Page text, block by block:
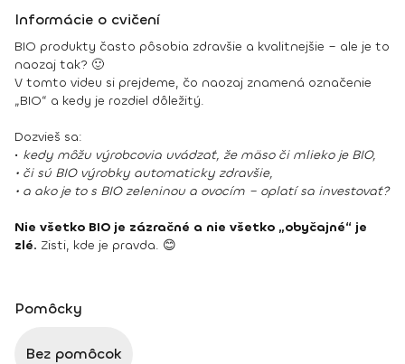
Informácie o cvičení
BIO produkty často pôsobia zdravšie a kvalitnejšie – ale je to
naozaj tak? 🙂
V tomto videu si prejdeme, čo naozaj znamená označenie
„BIO“ a kedy je rozdiel dôležitý.
Dozvieš sa:
• kedy môžu výrobcovia uvádzať, že mäso či mlieko je BIO,
• či sú BIO výrobky automaticky zdravšie,
• a ako je to s BIO zeleninou a ovocím – oplatí sa investovať?
Nie všetko BIO je zázračné a nie všetko „obyčajné“ je
zlé. Zisti, kde je pravda. 😊
Pomôcky
Bez pomôcok